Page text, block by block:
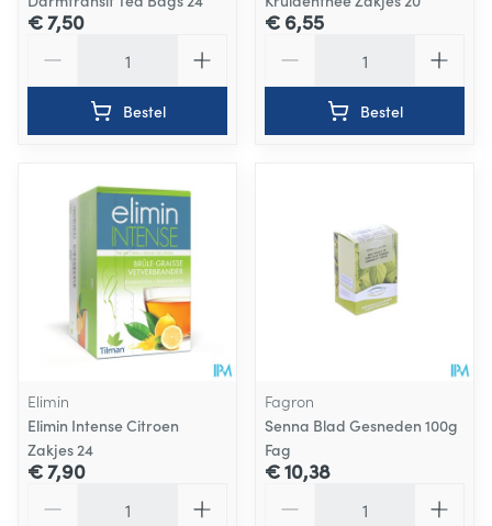
€ 7,50
Bestel
€ 6,55
Bestel
Elimin
Elimin Intense Citroen
Zakjes 24
€ 7,90
Fagron
Senna Blad Gesneden 100g
Fag
€ 10,38